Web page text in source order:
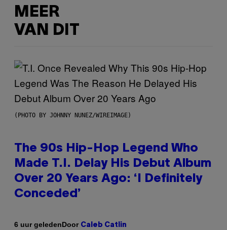
MEER
VAN DIT
(PHOTO BY JOHNNY NUNEZ/WIREIMAGE)
The 90s Hip-Hop Legend Who
Made T.I. Delay His Debut Album
Over 20 Years Ago: ‘I Definitely
Conceded’
6 uur geledenDoor Caleb Catlin